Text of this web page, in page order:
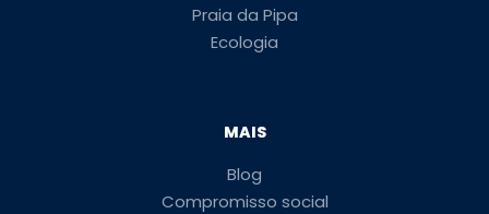
Praia da Pipa
Ecologia
MAIS
Blog
Compromisso social